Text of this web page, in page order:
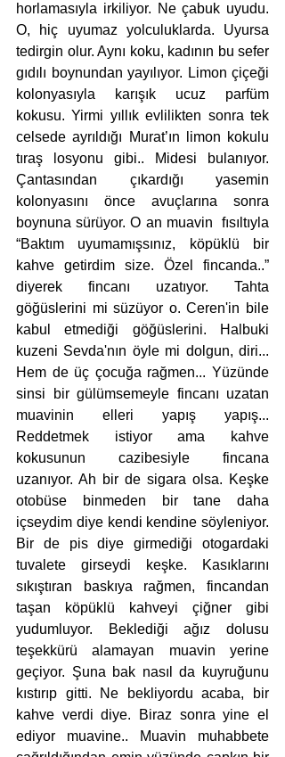
horlamasıyla irkiliyor. Ne çabuk uyudu.
O, hiç uyumaz yolculuklarda. Uyursa
tedirgin olur. Aynı koku, kadının bu sefer
gıdılı boynundan yayılıyor. Limon çiçeği
kolonyasıyla karışık ucuz parfüm
kokusu. Yirmi yıllık evlilikten sonra tek
celsede ayrıldığı Murat’ın limon kokulu
tıraş losyonu gibi.. Midesi bulanıyor.
Çantasından çıkardığı yasemin
kolonyasını önce avuçlarına sonra
boynuna sürüyor. O an muavin  fısıltıyla
“Baktım uyumamışsınız, köpüklü bir
kahve getirdim size. Özel fincanda..”
diyerek fincanı uzatıyor. Tahta
göğüslerini mi süzüyor o. Ceren'in bile
kabul etmediği göğüslerini. Halbuki
kuzeni Sevda'nın öyle mi dolgun, diri...
Hem de üç çocuğa rağmen... Yüzünde
sinsi bir gülümsemeyle fincanı uzatan
muavinin elleri yapış yapış...
Reddetmek istiyor ama kahve
kokusunun cazibesiyle fincana
uzanıyor. Ah bir de sigara olsa. Keşke
otobüse binmeden bir tane daha
içseydim diye kendi kendine söyleniyor.
Bir de pis diye girmediği otogardaki
tuvalete girseydi keşke. Kasıklarını
sıkıştıran baskıya rağmen, fincandan
taşan köpüklü kahveyi çiğner gibi
yudumluyor. Beklediği ağız dolusu
teşekkürü alamayan muavin yerine
geçiyor. Şuna bak nasıl da kuyruğunu
kıstırıp gitti. Ne bekliyordu acaba, bir
kahve verdi diye. Biraz sonra yine el
ediyor muavine.. Muavin muhabbete